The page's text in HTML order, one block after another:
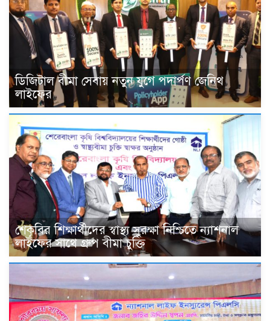
ডিজিটাল বীমা সেবায় নতুন যুগে পদার্পণ জেনিথ
লাইফের
শেকৃবির শিক্ষার্থীদের স্বাস্থ্য সুরক্ষা নিশ্চিতে ন্যাশনাল
লাইফের সাথে গ্রুপ বীমা চুক্তি